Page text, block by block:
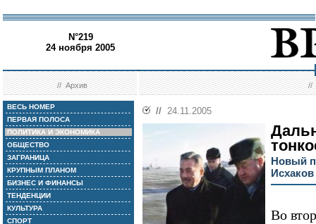
N°219
24 ноября 2005
//Архив //
ВЕСЬ НОМЕР
ПЕРВАЯ ПОЛОСА
ПОЛИТИКА И ЭКОНОМИКА
ОБЩЕСТВО
ЗАГРАНИЦА
КРУПНЫМ ПЛАНОМ
БИЗНЕС И ФИНАНСЫ
ТЕНДЕНЦИИ
КУЛЬТУРА
СПОРТ
// 24.11.2005
Новый
Во